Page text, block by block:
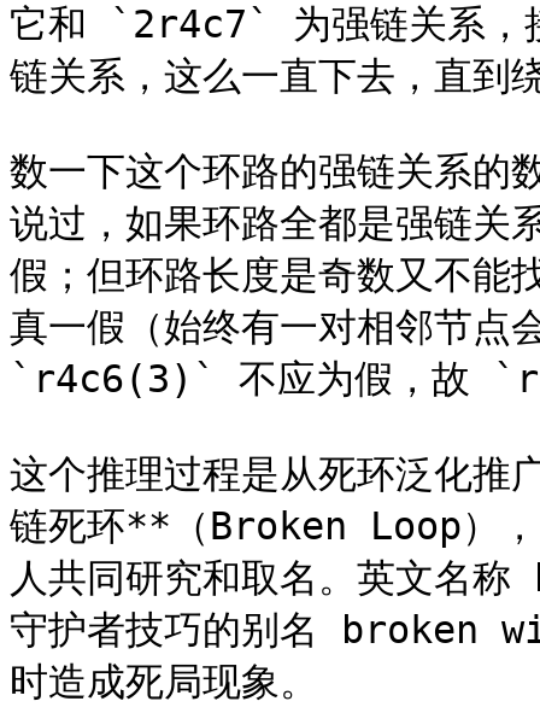
它和 `2r4c7` 为强链关系
链关系，这么一直下去，直
数一下这个环路的强链关系的
说过，如果环路全都是强链关
假；但环路长度是奇数又不能
真一假（始终有一对相邻节点
`r4c6(3)` 不应为假，故
这个推理过程是从死环泛化推
链死环**（Broken Loop），
人共同研究和取名。英文
守护者技巧的别名 broken
时造成死局现象。